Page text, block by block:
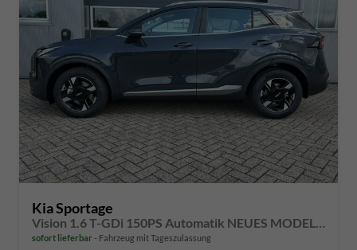
Kia Sportage
sofort lieferbar Fahrzeug mit Tageszulassung